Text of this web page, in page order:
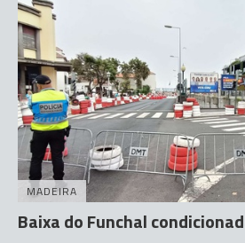
MADEIRA
Baixa do Funchal